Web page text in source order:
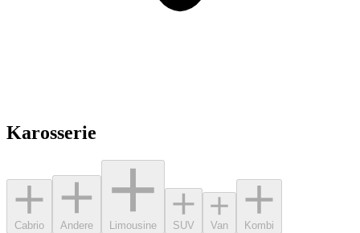
Karosserie
Cabrio Andere Limousine SUV Van Kombi